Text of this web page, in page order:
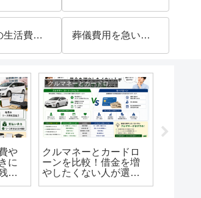
転職中の生活費に利用できる？収入が途切れる期間の資金準備を解説 葬儀費用を急いで準備できる？車を手放さずに現金化する方法を解説
や
に
し
クルマネーとカードローンを比較！
クルマネーとカードロ
ーンを比較！借金を増
やしたくない人が選ぶ